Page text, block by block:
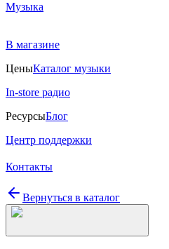
Музыка
В магазине
ЦеныКаталог музыки
In-store радио
РесурсыБлог
Центр поддержки
Контакты
Вернуться в каталог